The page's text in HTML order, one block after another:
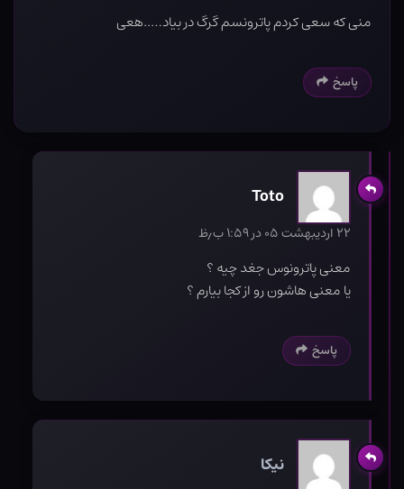
منی که سعی کردم پاترونسم گرگ در بیاد…..هعی
پاسخ
Toto
۲۲ اردیبهشت ۰۵ در ۱:۵۹ ب٫ظ
معنی پاترونوس جغد چیه ؟
یا معنی هاشون رو از کجا بیارم ؟
پاسخ
نیکا